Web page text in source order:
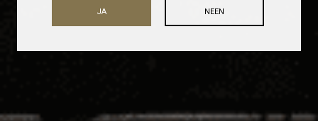
NEEN
JA